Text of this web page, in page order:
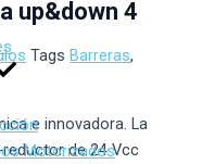
Motorizados
up&down 4
Tags Barreras,
e innovadora. La
de 24 Vcc